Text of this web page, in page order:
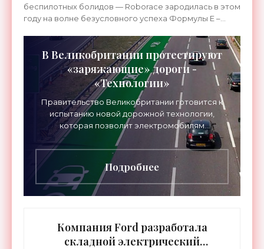
беспилотных болидов — Roborace зародилась в этом
году на волне безусловного успеха Формулы Е –
электромобилей. Основная
В Великобритании протестируют
«заряжающие» дороги -
«Технологии»
Правительство Великобритании готовится к
испытанию новой дорожной технологии,
которая позволит электромобилям
подзаряжаться в процессе их движения
непосредственно от проезжей части. Цель...
Подробнее
Компания Ford разработала
складной электрический